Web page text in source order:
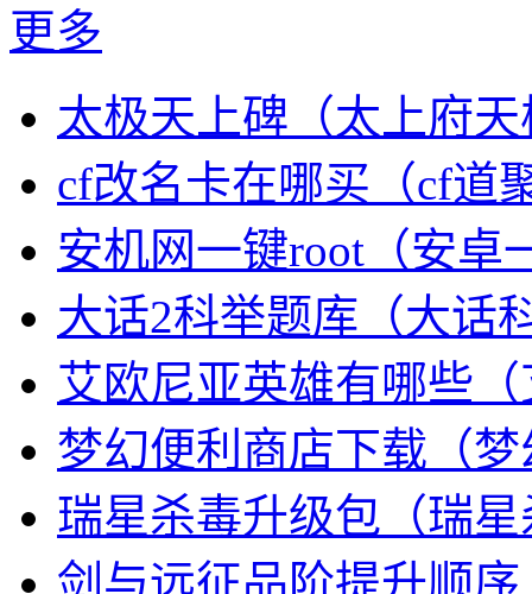
更多
太极天上碑（太上府天
cf改名卡在哪买（cf道
安机网一键root（安卓
大话2科举题库（大话
艾欧尼亚英雄有哪些
梦幻便利商店下载（
瑞星杀毒升级包（瑞
剑与远征品阶提升顺